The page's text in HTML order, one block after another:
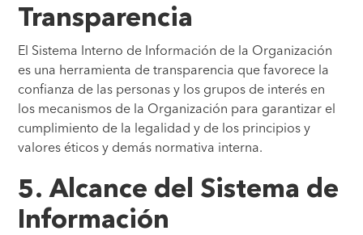
Transparencia
El Sistema Interno de Información de la Organización
es una herramienta de transparencia que favorece la
confianza de las personas y los grupos de interés en
los mecanismos de la Organización para garantizar el
cumplimiento de la legalidad y de los principios y
valores éticos y demás normativa interna.
5. Alcance del Sistema de
Información